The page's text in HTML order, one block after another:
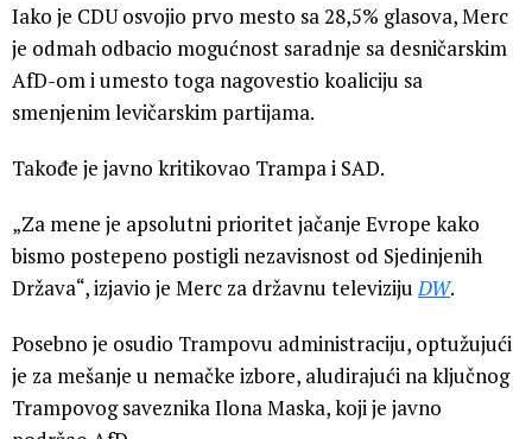
Iako je CDU osvojio prvo mesto sa 28,5% glasova, Merc
je odmah odbacio mogućnost saradnje sa desničarskim
AfD-om i umesto toga nagovestio koaliciju sa
smenjenim levičarskim partijama.
Takođe je javno kritikovao Trampa i SAD.
„Za mene je apsolutni prioritet jačanje Evrope kako
bismo postepeno postigli nezavisnost od Sjedinjenih
Država“, izjavio je Merc za državnu televizijuDW.
Posebno je osudio Trampovu administraciju, optužujući
je za mešanje u nemačke izbore, aludirajući na ključnog
Trampovog saveznika Ilona Maska, koji je javno